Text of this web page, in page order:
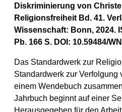
Diskriminierung von
Religionsfreiheit Bd. 41.
Wissenschaft: Bonn, 2024.
Pb. 166 S. DOI: 10.59484/
Das Standardwerk zur
Standardwerk zur Verfolgung
einem Wendebuch
Jahrbuch beginnt auf einer
Herausgegeben für den